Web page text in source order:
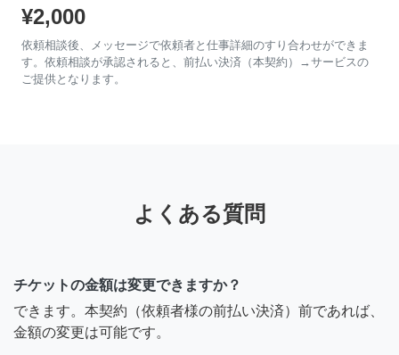
¥2,000
依頼相談後、メッセージで依頼者と仕事詳細のすり合わせができま
す。依頼相談が承認されると、前払い決済（本契約）→サービスの
ご提供となります。
よくある質問
チケットの金額は変更できますか？
できます。本契約（依頼者様の前払い決済）前であれば、
金額の変更は可能です。